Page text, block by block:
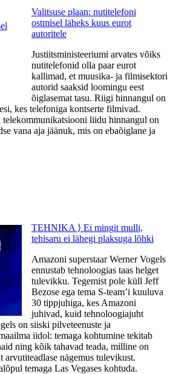
Valitsuse plaan: nutitelefoni
ostmisel läheks kuus eurot
autoritele
Justiitsministeeriumi arvates võiks
nutitelefonid olla paar eurot
kallimad, et muusika- ja filmisektori
autorid saaksid loomingu eest
õiglasemat tasu. Riigi hinnangul on
kes telefoniga kontserte filmivad.
liidu hinnangul on
vana aja jäänuk, mis on ebaõiglane ja
TEHNIKA ⟩ Ei mingit mulli,
tehisaru ei lähegi plaksuga lõhki
Amazoni superstaar Werner Vogels
ennustab tehnoloogias taas helget
tulevikku​. ​Tegemist pole küll Jeff
Bezose ega tema S-team’i kuuluva
30 tippjuhiga, kes Amazoni
juhivad, kuid tehnoloogiajuht
on siiski pilveteenuste ja
iidol: temaga kohtumine tekitab
ning kõik tahavad teada, milline on
arvutiteadlase nägemus tulevikust.
temaga Las Vegases kohtuda.